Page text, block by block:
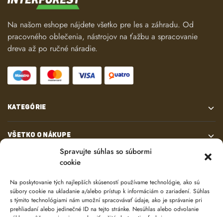
Spravujte súhlas so súbormi
cookie
Na poskytovanie tých najlepších skúseností používame technológie, ako sú
súbory cookie na ukladanie a/alebo prístup k informáciám o zariadení. Súhlas
s týmito technológiami nám umožní spracovávať údaje, ako je správanie pri
prehliadaní alebo jedinečné ID na tejto stránke. Nesúhlas alebo odvolanie
Na našom eshope nájdete všetko pre les a záhradu. Od
pracovného oblečenia, nástrojov na ťažbu a spracovanie
dreva až po ručné náradie.
KATEGÓRIE
VŠETKO O NÁKUPE